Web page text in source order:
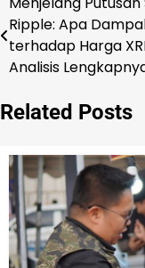
Navigasi
pos
Ripple: Apa
terhadap Harga
Analisis
Related Posts